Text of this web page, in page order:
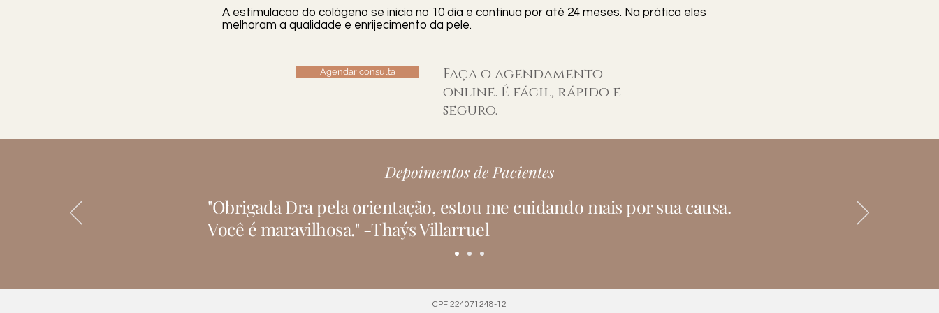
A estimulacao do colágeno se inicia no 10 dia e continua por até 24 meses. Na prática eles
melhoram a qualidade e enrijecimento da pele.
Agendar consulta
Faça o agendamento
online. É fácil, rápido e
seguro.
Depoimentos de Pacientes
"Obrigada Dra pela orientação, estou me cuidando mais por sua causa.
Você é maravilhosa." -Thaýs Villarruel
CPF 224071248-12